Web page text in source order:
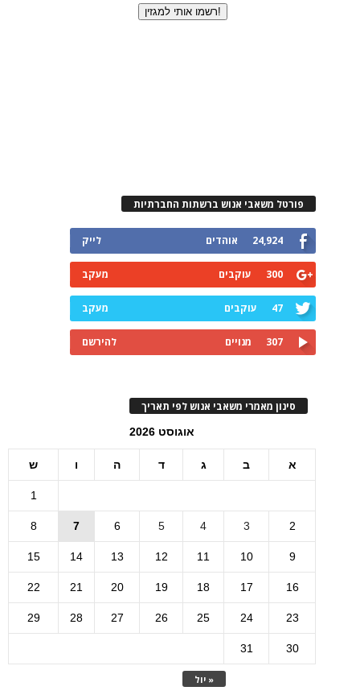
פורטל משאבי אנוש ברשתות החברתיות
24,924 אוהדים לייק
300 עוקבים מעקב
47 עוקבים מעקב
307 מנויים להירשם
סינון מאמרי משאבי אנוש לפי תאריך
אוגוסט 2026
א ב ג ד ה ו ש
« יול
1
2
3
4
5
6
7
8
9
10
11
12
13
14
15
16
17
18
19
20
21
22
23
24
25
26
27
28
29
30
31